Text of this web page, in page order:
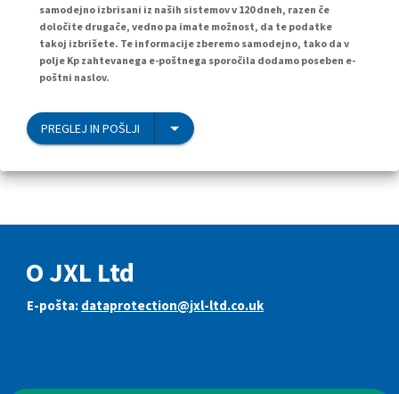
samodejno izbrisani iz naših sistemov v 120 dneh, razen če
določite drugače, vedno pa imate možnost, da te podatke
takoj izbrišete. Te informacije zberemo samodejno, tako da v
polje Kp zahtevanega e-poštnega sporočila dodamo poseben e-
poštni naslov.
PREGLEJ IN POŠLJI
O JXL Ltd
E-pošta: dataprotection@jxl-ltd.co.uk